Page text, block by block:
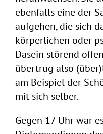
ebenfalls eine der
aufgehen, die sich
körperlichen oder
Dasein störend
übertrug also
am Beispiel der
mit sich selber.
Gegen 17 Uhr war